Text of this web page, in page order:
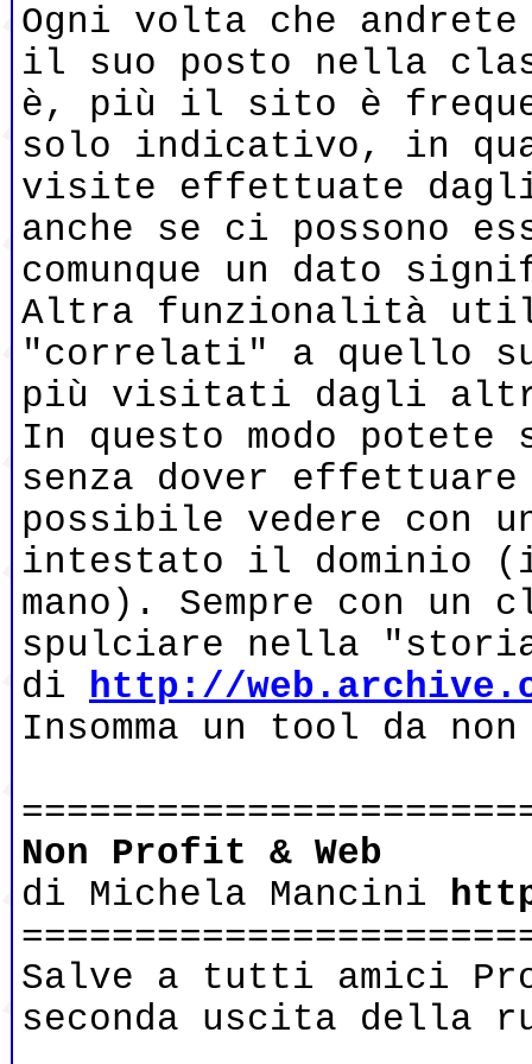
Ogni volta che
il suo posto nella
è, più il sito è
solo indicativo, in
visite effettuate
anche se ci possono
comunque un dato
Altra funzionalità
"correlati" a quello
più visitati dagli
In questo modo
senza dover
possibile vedere con
intestato il dominio
mano). Sempre con
spulciare nella
di http://
Insomma un tool da
Non Profit & Web
di Michela Mancini
Salve a tutti amici
seconda uscita della